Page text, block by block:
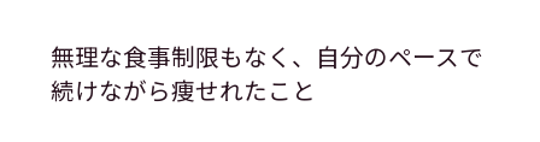
無理な食事制限もなく、自分のペースで
続けながら痩せれたこと